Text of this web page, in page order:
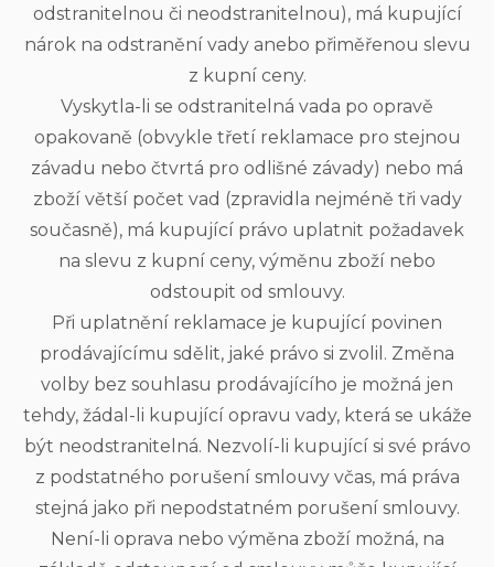
odstranitelnou či neodstranitelnou), má kupující
nárok na odstranění vady anebo přiměřenou slevu
z kupní ceny.
Vyskytla-li se odstranitelná vada po opravě
opakovaně (obvykle třetí reklamace pro stejnou
závadu nebo čtvrtá pro odlišné závady) nebo má
zboží větší počet vad (zpravidla nejméně tři vady
současně), má kupující právo uplatnit požadavek
na slevu z kupní ceny, výměnu zboží nebo
odstoupit od smlouvy.
Při uplatnění reklamace je kupující povinen
prodávajícímu sdělit, jaké právo si zvolil. Změna
volby bez souhlasu prodávajícího je možná jen
tehdy, žádal-li kupující opravu vady, která se ukáže
být neodstranitelná. Nezvolí-li kupující si své právo
z podstatného porušení smlouvy včas, má práva
stejná jako při nepodstatném porušení smlouvy.
Není-li oprava nebo výměna zboží možná, na